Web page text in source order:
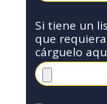
Si tiene un
que
cárguelo